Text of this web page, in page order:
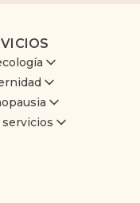
servicios